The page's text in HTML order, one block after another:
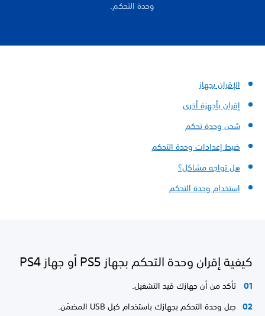
وحدة التحكم.
الإقران بجهاز
إقران بأجهزة أخرى
شحن وحدة تحكم
ضبط إعدادات وحدة التحكم
هل تواجه مشاكل؟
استخدام وحدة التحكم
كيفية إقران وحدة التحكم بجهاز PS5 أو جهاز PS4
تأكد من أن جهازك قيد التشغيل.
صِل وحدة التحكم بجهازك باستخدام كبل USB المضمّن.